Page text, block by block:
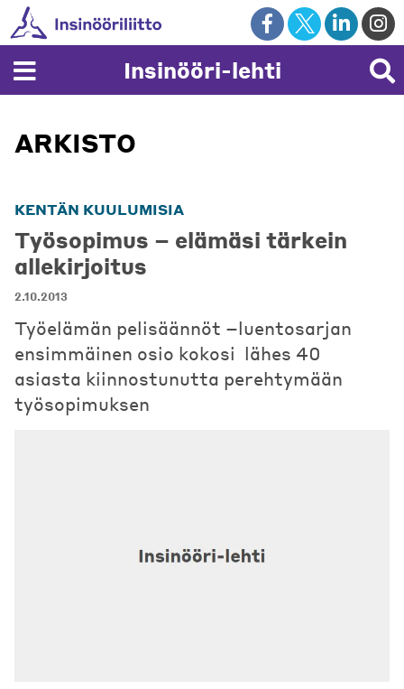
Skip
to
content
Insinööri-lehti
ARKISTO
KENTÄN KUULUMISIA
Työsopimus – elämäsi tärkein
allekirjoitus
2.10.2013
Työelämän pelisäännöt –luentosarjan
ensimmäinen osio kokosi lähes 40
asiasta kiinnostunutta perehtymään
työsopimuksen